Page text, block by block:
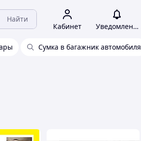
Найти
Кабинет Уведомления
Сумка в багажник автомобиля